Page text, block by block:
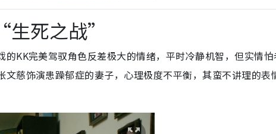
死之战”
KK完美驾驭角色反差极大的情绪，平时冷静机智，但实情怕
慈饰演患躁郁症的妻子，心理极度不平衡，其蛮不讲理的表